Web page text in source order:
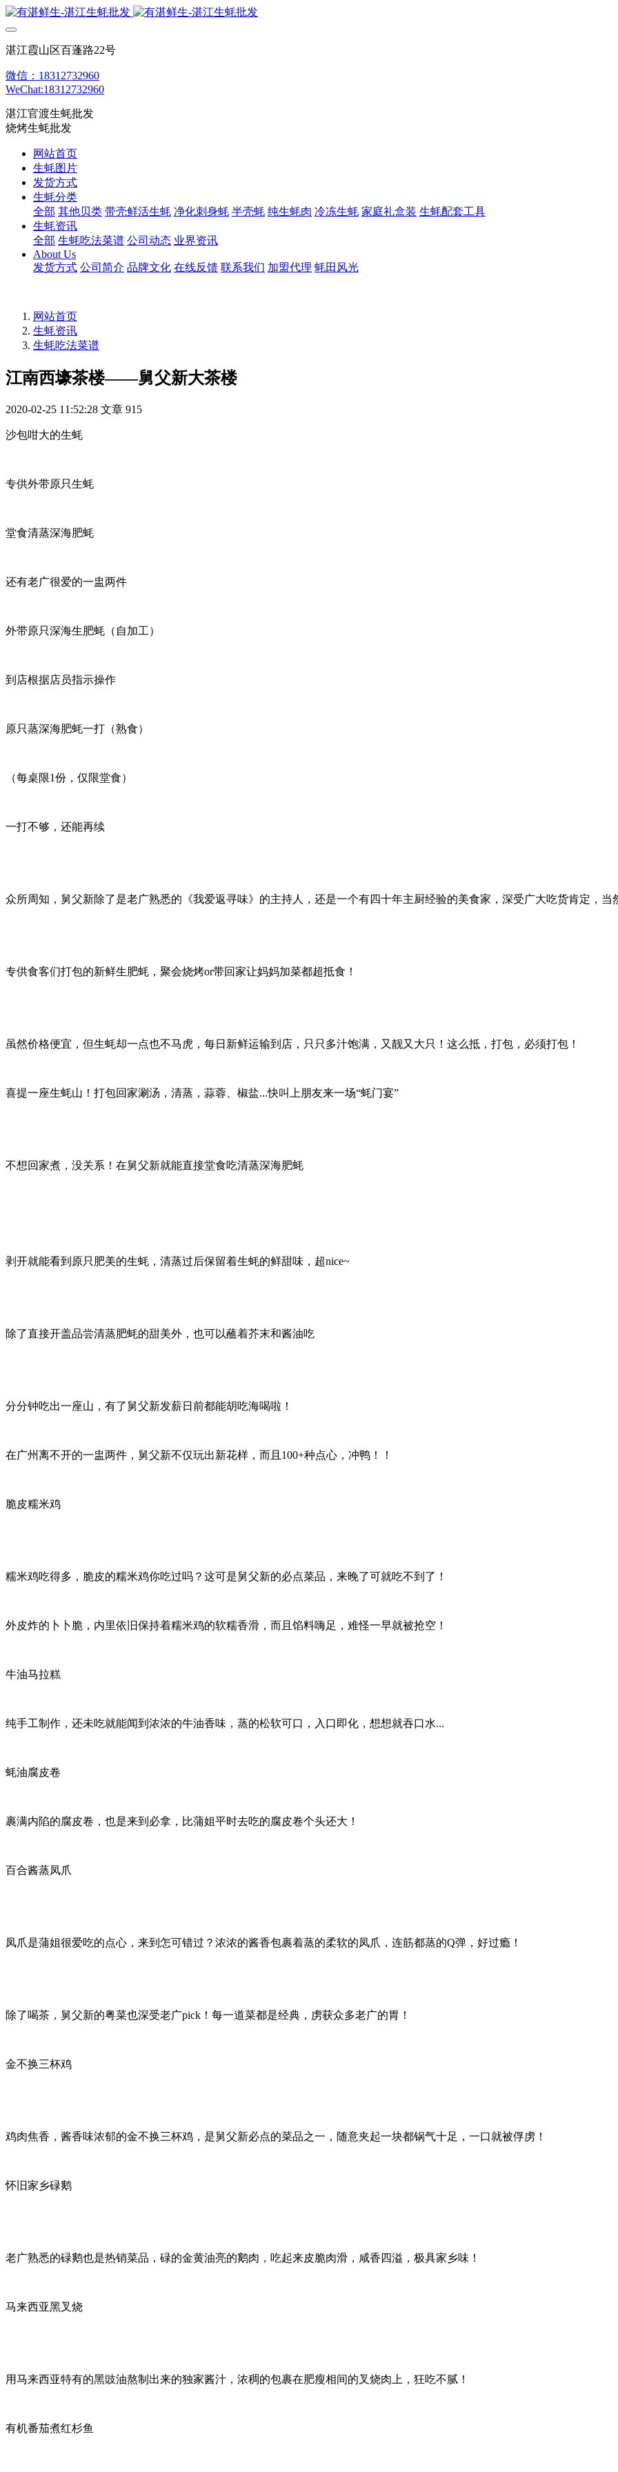
湛江霞山区百蓬路22号
微信：18312732960
WeChat:18312732960
湛江官渡生蚝批发
烧烤生蚝批发
网站首页
生蚝图片
发货方式
生蚝分类
全部 其他贝类 带壳鲜活生蚝 净化刺身蚝 半壳蚝 纯生蚝肉 冷冻生蚝 家庭礼盒装 生蚝配套工具
生蚝资讯
全部 生蚝吃法菜谱 公司动态 业界资讯
About Us
发货方式 公司简介 品牌文化 在线反馈 联系我们 加盟代理 蚝田风光
网站首页
生蚝资讯
生蚝吃法菜谱
江南西壕茶楼——舅父新大茶楼
2020-02-25 11:52:28 文章 915
沙包咁大的生蚝
专供外带原只生蚝
堂食清蒸深海肥蚝
还有老广很爱的一盅两件
外带原只深海生肥蚝（自加工）
到店根据店员指示操作
原只蒸深海肥蚝一打（熟食）
（每桌限1份，仅限堂食）
一打不够，还能再续
众所周知，舅父新除了是老广熟悉的《我爱返寻味》的主持人，还是一个有四十年主厨经验的美食家，深受广大吃货肯定，当
专供食客们打包的新鲜生肥蚝，聚会烧烤or带回家让妈妈加菜都超抵食！
虽然价格便宜，但生蚝却一点也不马虎，每日新鲜运输到店，只只多汁饱满，又靓又大只！这么抵，打包，必须打包！
喜提一座生蚝山！打包回家涮汤，清蒸，蒜蓉、椒盐...快叫上朋友来一场“蚝门宴”
不想回家煮，没关系！在舅父新就能直接堂食吃清蒸深海肥蚝
剥开就能看到原只肥美的生蚝，清蒸过后保留着生蚝的鲜甜味，超nice~
除了直接开盖品尝清蒸肥蚝的甜美外，也可以蘸着芥末和酱油吃
分分钟吃出一座山，有了舅父新发薪日前都能胡吃海喝啦！
在广州离不开的一盅两件，舅父新不仅玩出新花样，而且100+种点心，冲鸭！！
脆皮糯米鸡
糯米鸡吃得多，脆皮的糯米鸡你吃过吗？这可是舅父新的必点菜品，来晚了可就吃不到了！
外皮炸的卜卜脆，内里依旧保持着糯米鸡的软糯香滑，而且馅料嗨足，难怪一早就被抢空！
牛油马拉糕
纯手工制作，还未吃就能闻到浓浓的牛油香味，蒸的松软可口，入口即化，想想就吞口水...
蚝油腐皮卷
裹满内陷的腐皮卷，也是来到必拿，比蒲姐平时去吃的腐皮卷个头还大！
百合酱蒸凤爪
凤爪是蒲姐很爱吃的点心，来到怎可错过？浓浓的酱香包裹着蒸的柔软的凤爪，连筋都蒸的Q弹，好过瘾！
除了喝茶，舅父新的粤菜也深受老广pick！每一道菜都是经典，虏获众多老广的胃！
金不换三杯鸡
鸡肉焦香，酱香味浓郁的金不换三杯鸡，是舅父新必点的菜品之一，随意夹起一块都锅气十足，一口就被俘虏！
怀旧家乡碌鹅
老广熟悉的碌鹅也是热销菜品，碌的金黄油亮的鹅肉，吃起来皮脆肉滑，咸香四溢，极具家乡味！
马来西亚黑叉烧
用马来西亚特有的黑豉油熬制出来的独家酱汁，浓稠的包裹在肥瘦相间的叉烧肉上，狂吃不腻！
有机番茄煮红杉鱼